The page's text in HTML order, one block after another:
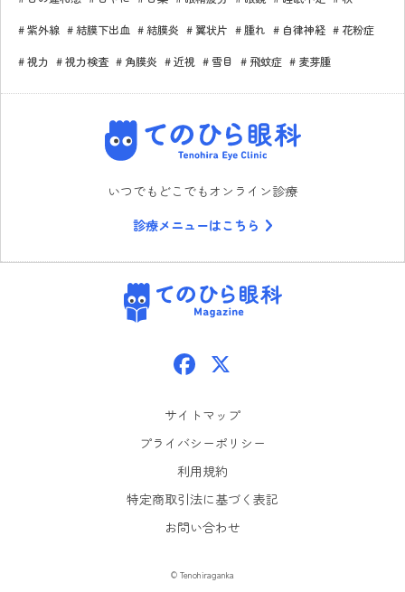
紫外線 結膜下出血 結膜炎 翼状片 腫れ 自律神経 花粉症
視力 視力検査 角膜炎 近視 雪目 飛蚊症 麦芽腫
てのひら眼科
いつでもどこでもオンライン診療
診療メニューはこちら
てのひら眼科
Facebook
サイトマップ
プライバシーポリシー
利用規約
特定商取引法に基づく表記
お問い合わせ
© Tenohiraganka